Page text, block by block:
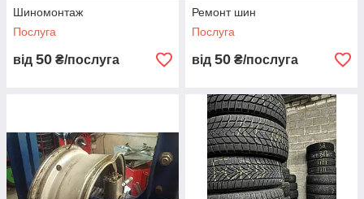
Шиномонтаж
Послуга
від 50 ₴/послуга
Ремонт шин
Послуга
від 50 ₴/послуга